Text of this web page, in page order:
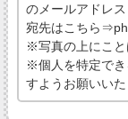
のメールアドレス
宛先はこちら
※写真の上にこと
※個人を特定でき
すようお願いいた